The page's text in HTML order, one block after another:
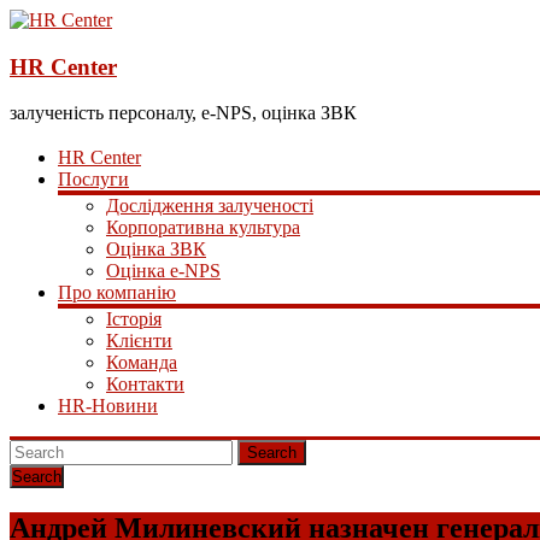
HR Center
залученість персоналу, e-NPS, оцінка ЗВК
HR Center
Послуги
Дослідження залученості
Корпоративна культура
Оцінка ЗВК
Оцінка e-NPS
Про компанію
Історія
Клієнти
Команда
Контакти
HR-Новини
Search
Андрей Милиневский назначен